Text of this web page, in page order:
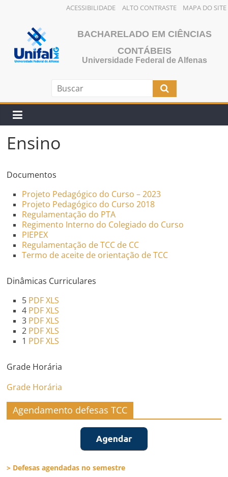
ACESSIBILIDADE ALTO CONTRASTE MAPA DO SITE
conteúdo
BACHARELADO EM CIÊNCIAS
CONTÁBEIS
Universidade Federal de Alfenas
Ensino
Documentos
Projeto Pedagógico do Curso – 2023
Projeto Pedagógico do Curso 2018
Regulamentação do PTA
Regimento Interno do Colegiado do Curso
PIEPEX
Regulamentação de TCC de CC
Termo de aceite de orientação de TCC
Dinâmicas Curriculares
5 PDF XLS
4 PDF XLS
3 PDF XLS
2 PDF XLS
1 PDF XLS
Grade Horária
Grade Horária
Agendamento defesas TCC
> Defesas agendadas no semestre